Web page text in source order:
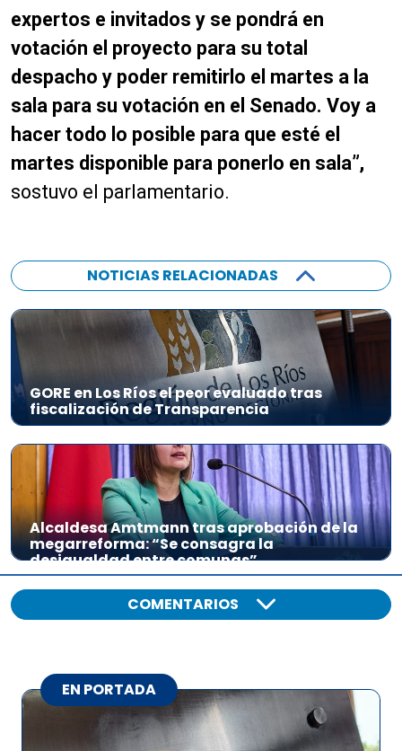
expertos e invitados y se pondrá en
votación el proyecto para su total
despacho y poder remitirlo el martes a la
sala para su votación en el Senado. Voy a
hacer todo lo posible para que esté el
martes disponible para ponerlo en sala”,
sostuvo el parlamentario.
NOTICIAS RELACIONADAS
GORE en Los Ríos el peor evaluado tras
fiscalización de Transparencia
Alcaldesa Amtmann tras aprobación de la
megarreforma: “Se consagra la
desigualdad entre comunas”
COMENTARIOS
EN PORTADA